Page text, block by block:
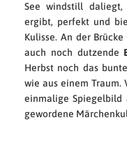
See windstill
ergibt, perfekt und
Kulisse. An der
auch noch dutzende
Herbst noch das
wie aus einem Traum.
einmalige Spiegelbild
gewordene